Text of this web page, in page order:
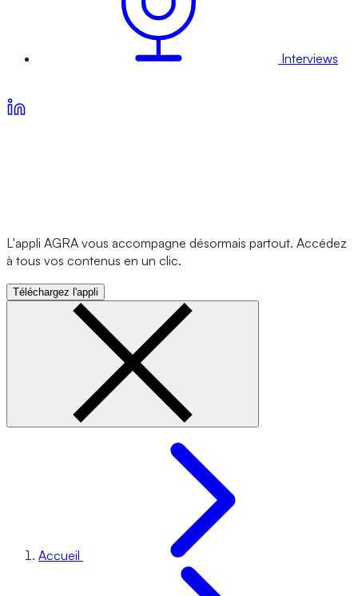
Interviews
L'appli AGRA vous accompagne désormais partout. Accédez
à tous vos contenus en un clic.
Téléchargez l'appli
Accueil